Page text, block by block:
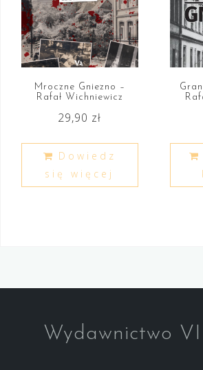
Mroczne Gniezno –
Rafał Wichniewicz
29,90 zł
Dowiedz
się więcej
Wydawnictwo